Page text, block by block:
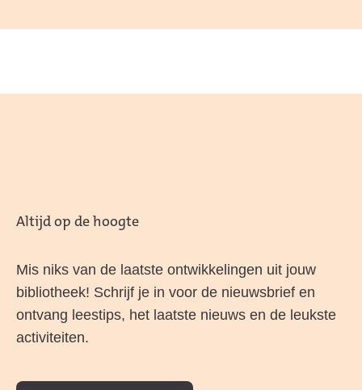
Altijd op de hoogte
Mis niks van de laatste ontwikkelingen uit jouw
bibliotheek! Schrijf je in voor de nieuwsbrief en
ontvang leestips, het laatste nieuws en de leukste
activiteiten.